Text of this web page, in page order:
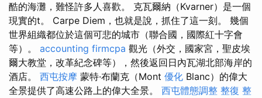
酷的海灘，難怪許多人喜歡。 克瓦爾納（Kvarner）是一個
現實的t。 Carpe Diem，也就是說，抓住了這一刻。 幾個
世界組織都位於這個可悲的城市（聯合國，國際紅十字會
等）。 accounting firmcpa 觀光（外交，國家宮，聖皮埃
爾大教堂，改革紀念碑等），然後返回日內瓦湖北部海岸的
酒店。 西屯按摩 蒙特·布蘭克（Mont 優化 Blanc）的偉大
全景提供了高速公路上的偉大全景。 西屯體態調整 整復 整